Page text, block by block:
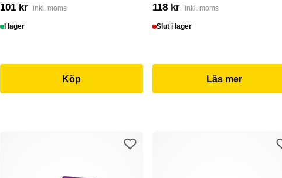
101 kr inkl. moms
I lager
Köp
118 kr inkl. moms
Slut i lager
Läs mer